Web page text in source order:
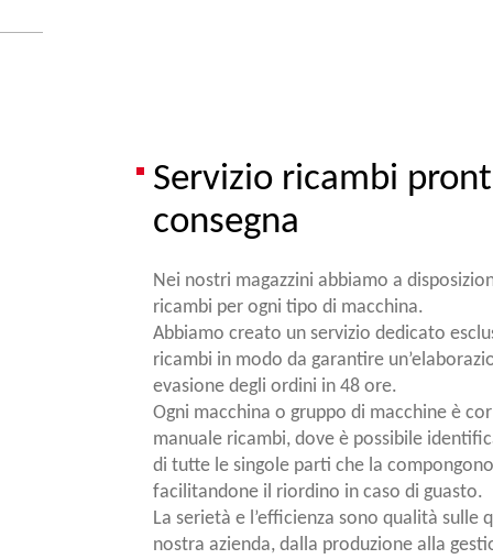
Servizio ricambi
consegna
Nei nostri magazzini abbiamo a
ricambi per ogni tipo di macchina.
Abbiamo creato un servizio dedicato
ricambi in modo da garantire
evasione degli ordini in 48 ore.
Ogni macchina o gruppo di macchine è
manuale ricambi, dove è possibile
di tutte le singole parti che la compongono
facilitandone il riordino in caso di guasto.
La serietà e l’efficienza sono qualità sulle
nostra azienda, dalla produzione alla